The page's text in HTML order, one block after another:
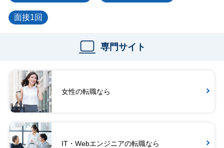
面接1回
専門サイト
女性の転職なら
IT・Webエンジニアの転職なら